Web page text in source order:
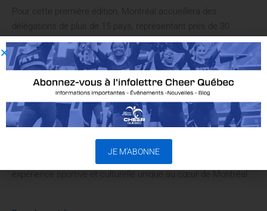
Pour cette première édition, Montréal accueillera des
délégations de plus de 15 pays, représentant près de 30
producteurs d’événements et plus de 85 compétitions
qualificatives. Pendant six jours, l’Auditorium de Verdun sera le
point de rencontre de milliers d’athlètes, d’entraîneur·euses,
d’officiel·les et de spectateur·trices venu·es célébrer le
cheerleading et la danse sur une scène internationale.
Cheer Québec est fière de collaborer à l’accueil de cet
JE M'ABONNE